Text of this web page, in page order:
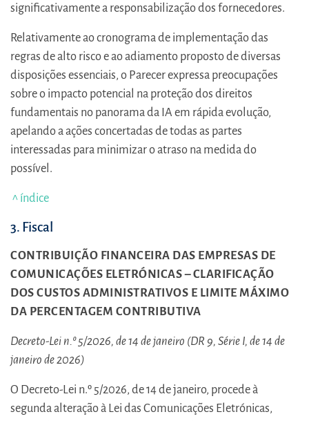
significativamente a responsabilização dos fornecedores.
Relativamente ao cronograma de implementação das
regras de alto risco e ao adiamento proposto de diversas
disposições essenciais, o Parecer expressa preocupações
sobre o impacto potencial na proteção dos direitos
fundamentais no panorama da IA em rápida evolução,
apelando a ações concertadas de todas as partes
interessadas para minimizar o atraso na medida do
possível.
^ índice
3. Fiscal
CONTRIBUIÇÃO FINANCEIRA DAS EMPRESAS DE
COMUNICAÇÕES ELETRÓNICAS – CLARIFICAÇÃO
DOS CUSTOS ADMINISTRATIVOS E LIMITE MÁXIMO
DA PERCENTAGEM CONTRIBUTIVA
Decreto-Lei n.º 5/2026, de 14 de janeiro (DR 9, Série I, de 14 de
janeiro de 2026)
O Decreto-Lei n.º 5/2026, de 14 de janeiro, procede à
segunda alteração à Lei das Comunicações Eletrónicas,